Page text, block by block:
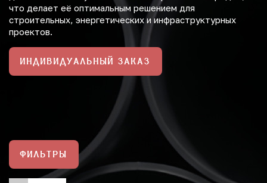
что делает её оптимальным решением для
строительных, энергетических и инфраструктурных
проектов.
ИНДИВИДУАЛЬНЫЙ ЗАКАЗ
ФИЛЬТРЫ